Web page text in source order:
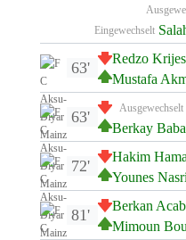
Eingewechselt
Redzo
Mustafa
63'
Ausgewechselt
Berkay
63'
Hakim
Younes Nasri
72'
Berkan
Mimoun
81'